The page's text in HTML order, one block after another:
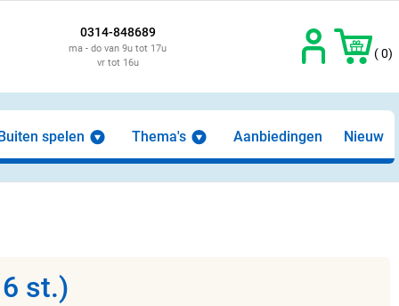
0314-848689
ma - do van 9u tot 17u
vr tot 16u
( 0)
spelen Thema's Aanbiedingen Nieuw
st.)